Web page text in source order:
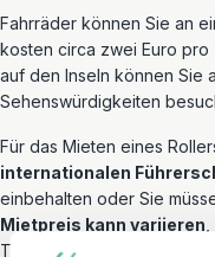
Fahrräder können Sie an
kosten circa zwei Euro
auf den Inseln können Sie
Sehenswürdigkeiten
Für das Mieten eines
internationalen
einbehalten oder Sie
Mietpreis kann variieren
Tag. Das Tragen eines